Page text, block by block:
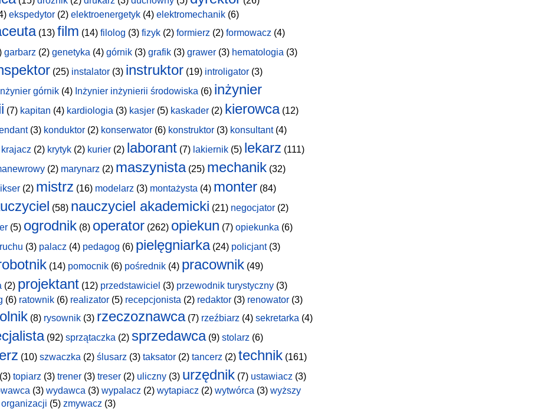
ekspedytor (2) elektroenergetyk (4) elektromechanik (6)
(13) film (14) filolog (3) fizyk (2) formierz (2) formowacz (4)
garbarz (2) genetyka (4) górnik (3) grafik (3) grawer (3) hematologia (3)
(25) instalator (3) instruktor (19) introligator (3)
górnik (4) Inżynier inżynierii środowiska (6) inżynier
(7) kapitan (4) kardiologia (3) kasjer (5) kaskader (2) kierowca(12)
(3) konduktor (2) konserwator (6) konstruktor (3) konsultant(4)
krajacz (2) krytyk (2) kurier (2) laborant (7) lakiernik (5) lekarz (111)
(2) marynarz (2) maszynista(25) mechanik (32)
(2) mistrz (16) modelarz (3) montażysta (4) monter (84)
(58) nauczyciel akademicki (21) negocjator (2)
(5) ogrodnik (8) operator (262) opiekun (7) opiekunka (6)
(3) palacz (4) pedagog (6) pielęgniarka(24) policjant(3)
(14) pomocnik (6) pośrednik (4) pracownik (49)
(2) projektant (12) przedstawiciel (3) przewodnik turystyczny (3)
(6) ratownik (6) realizator (5) recepcjonista (2) redaktor (3) renowator (3)
(8) rysownik (3) rzeczoznawca(7) rzeźbiarz (4) sekretarka (4)
(92) sprzątaczka (2) sprzedawca(9) stolarz (6)
(10) szwaczka (2) ślusarz (3) taksator (2) tancerz (2) technik (161)
(3) topiarz (3) trener (3) treser (2) uliczny (3) urzędnik (7) ustawiacz (3)
(3) wydawca (3) wypalacz (2) wytapiacz (2) wytwórca (3) wyższy
(5) zmywacz (3)